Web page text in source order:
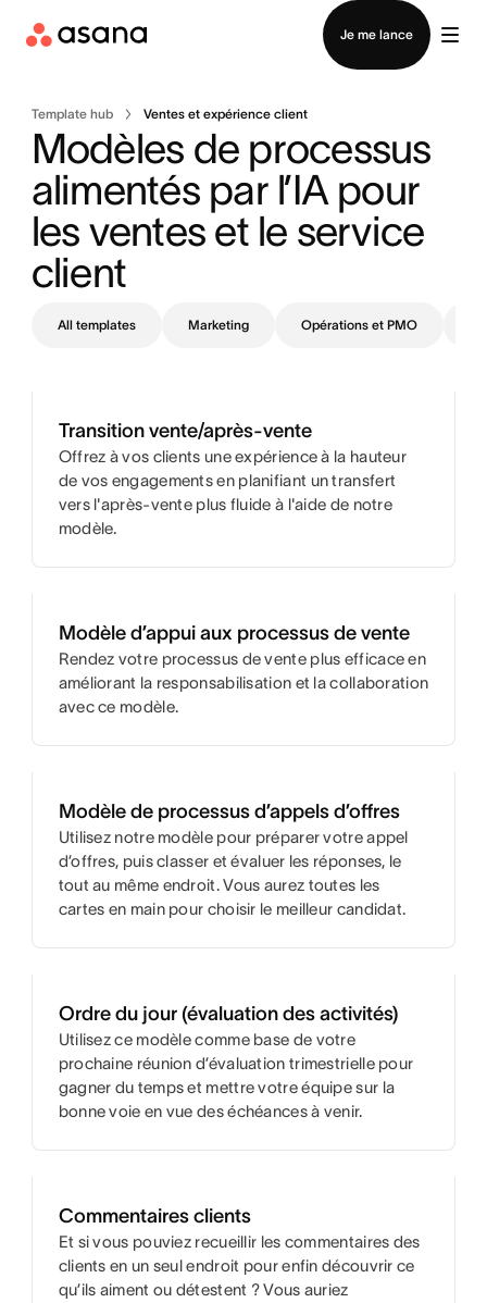
Je me lance
Contacter le service commercial
Template hub Ventes et expérience client
Modèles de processus
alimentés par l’IA pour
les ventes et le service
client
All templates Marketing Opérations et PMO
Transition vente/après-vente
Offrez à vos clients une expérience à la hauteur
de vos engagements en planifiant un transfert
vers l'après-vente plus fluide à l'aide de notre
modèle.
Modèle d’appui aux processus de vente
Rendez votre processus de vente plus efficace en
améliorant la responsabilisation et la collaboration
avec ce modèle.
Modèle de processus d’appels d’offres
Utilisez notre modèle pour préparer votre appel
d’offres, puis classer et évaluer les réponses, le
tout au même endroit. Vous aurez toutes les
cartes en main pour choisir le meilleur candidat.
Ordre du jour (évaluation des activités)
Utilisez ce modèle comme base de votre
prochaine réunion d’évaluation trimestrielle pour
gagner du temps et mettre votre équipe sur la
bonne voie en vue des échéances à venir.
Commentaires clients
Et si vous pouviez recueillir les commentaires des
clients en un seul endroit pour enfin découvrir ce
qu’ils aiment ou détestent ? Vous auriez